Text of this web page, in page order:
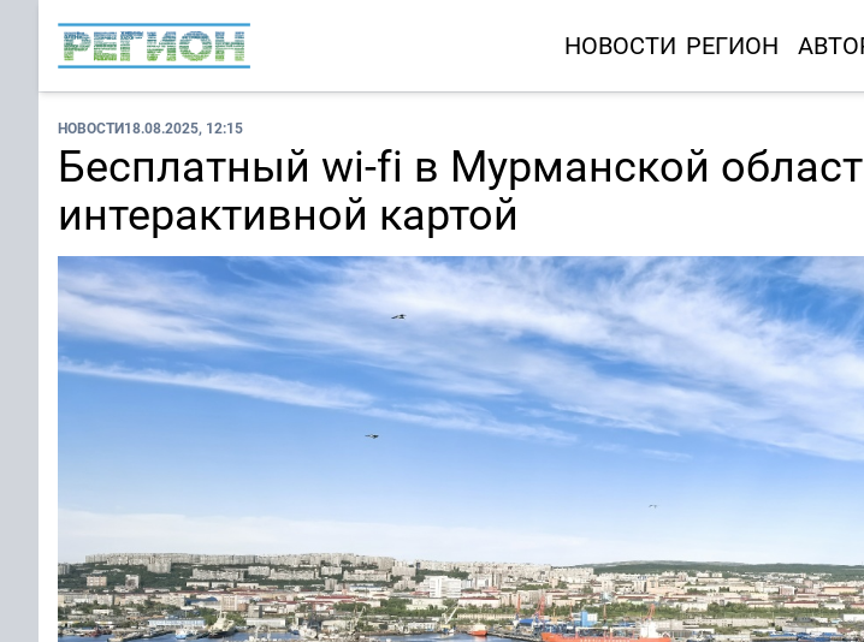
НОВОСТИ РЕГИОН
НОВОСТИ18.08.2025, 12:15
Бесплатный wi-fi в Мурманской
интерактивной картой